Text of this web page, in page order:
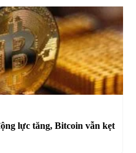
lực tăng, Bitcoin vẫn kẹt